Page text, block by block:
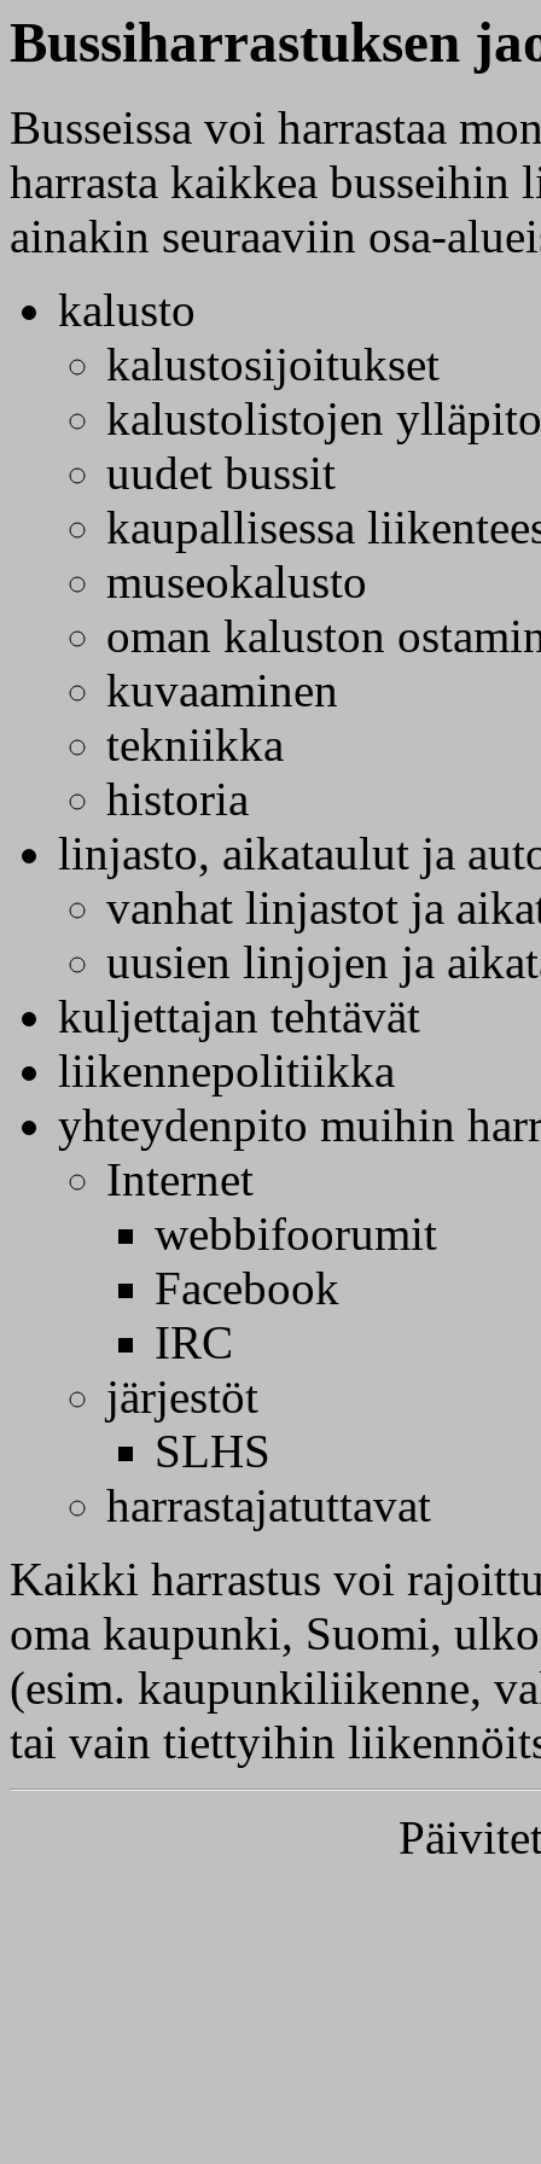
Bussiharrastuksen
Busseissa voi harrastaa
harrasta kaikkea busseihin
ainakin seuraaviin osa-
kalusto
kalustosijoitukset
kalustolistojen ylläpito
uudet bussit
kaupallisessa
museokalusto
oman kaluston
kuvaaminen
tekniikka
historia
linjasto, aikataulut ja
vanhat linjastot ja
uusien linjojen ja
kuljettajan tehtävät
liikennepolitiikka
yhteydenpito muihin
Internet
webbifoorumit
Facebook
IRC
järjestöt
SLHS
harrastajatuttavat
Kaikki harrastus voi
oma kaupunki, Suomi,
(esim. kaupunkiliikenne,
tai vain tiettyihin